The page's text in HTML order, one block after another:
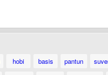
hobi basis pantun